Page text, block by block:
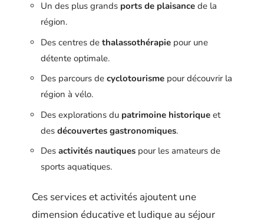
Un des plus grands ports de plaisance de la
région.
Des centres de thalassothérapie pour une
détente optimale.
Des parcours de cyclotourisme pour découvrir la
région à vélo.
Des explorations du patrimoine historique et
des découvertes gastronomiques.
Des activités nautiques pour les amateurs de
sports aquatiques.
Ces services et activités ajoutent une
dimension éducative et ludique au séjour